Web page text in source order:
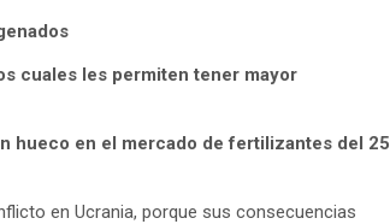
cuales les permiten tener mayor
hueco en el mercado de fertilizantes del 25
en Ucrania, porque sus consecuencias